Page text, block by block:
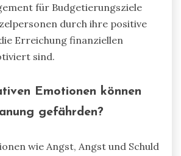
für Budgetierungsziele
durch ihre positive
Erreichung finanziellen
sind.
Emotionen können
gefährden?
wie Angst, Angst und Schuld